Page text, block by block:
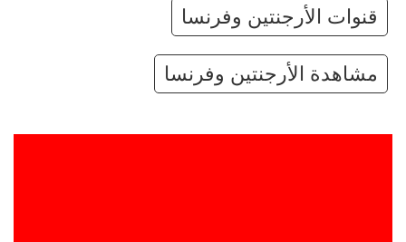
قنوات الأرجنتين وفرنسا
مشاهدة الأرجنتين وفرنسا